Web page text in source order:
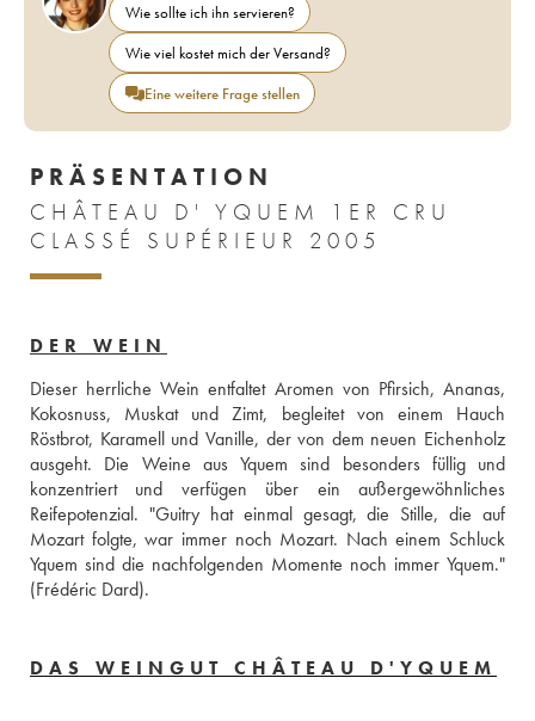
Wie sollte ich ihn servieren?
Wie viel kostet mich der Versand?
Eine weitere Frage stellen
PRÄSENTATION
CHÂTEAU D' YQUEM 1ER CRU
CLASSÉ SUPÉRIEUR 2005
DER WEIN
Dieser herrliche Wein entfaltet Aromen von Pfirsich, Ananas,
Kokosnuss, Muskat und Zimt, begleitet von einem Hauch
Röstbrot, Karamell und Vanille, der von dem neuen Eichenholz
ausgeht. Die Weine aus Yquem sind besonders füllig und
konzentriert und verfügen über ein außergewöhnliches
Reifepotenzial. "Guitry hat einmal gesagt, die Stille, die auf
Mozart folgte, war immer noch Mozart. Nach einem Schluck
Yquem sind die nachfolgenden Momente noch immer Yquem."
(Frédéric Dard).
DAS WEINGUT CHÂTEAU D'YQUEM